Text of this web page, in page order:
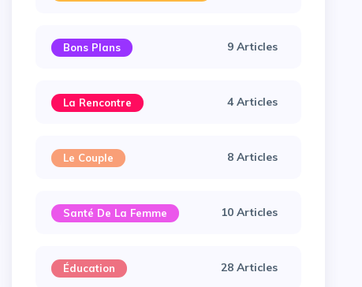
Bons Plans 9 Articles
La Rencontre 4 Articles
Le Couple 8 Articles
Santé De La Femme 10 Articles
Éducation 28 Articles